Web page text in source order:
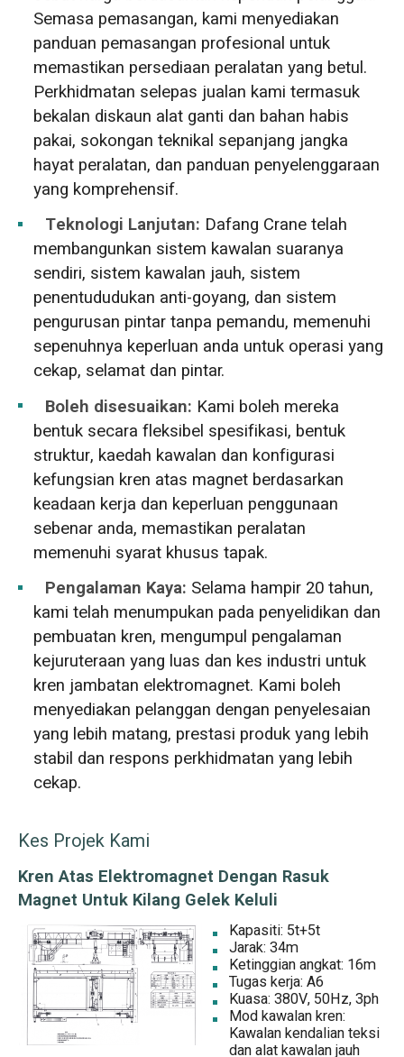
Semasa pemasangan, kami menyediakan
panduan pemasangan profesional untuk
memastikan persediaan peralatan yang betul.
Perkhidmatan selepas jualan kami termasuk
bekalan diskaun alat ganti dan bahan habis
pakai, sokongan teknikal sepanjang jangka
hayat peralatan, dan panduan penyelenggaraan
yang komprehensif.
Teknologi Lanjutan: Dafang Crane telah
membangunkan sistem kawalan suaranya
sendiri, sistem kawalan jauh, sistem
penentududukan anti-goyang, dan sistem
pengurusan pintar tanpa pemandu, memenuhi
sepenuhnya keperluan anda untuk operasi yang
cekap, selamat dan pintar.
Boleh disesuaikan: Kami boleh mereka
bentuk secara fleksibel spesifikasi, bentuk
struktur, kaedah kawalan dan konfigurasi
kefungsian kren atas magnet berdasarkan
keadaan kerja dan keperluan penggunaan
sebenar anda, memastikan peralatan
memenuhi syarat khusus tapak.
Pengalaman Kaya: Selama hampir 20 tahun,
kami telah menumpukan pada penyelidikan dan
pembuatan kren, mengumpul pengalaman
kejuruteraan yang luas dan kes industri untuk
kren jambatan elektromagnet. Kami boleh
menyediakan pelanggan dengan penyelesaian
yang lebih matang, prestasi produk yang lebih
stabil dan respons perkhidmatan yang lebih
cekap.
Kes Projek Kami
Kren Atas Elektromagnet Dengan Rasuk
Magnet Untuk Kilang Gelek Keluli
Kapasiti: 5t+5t
Jarak: 34m
Ketinggian angkat: 16m
Tugas kerja: A6
Kuasa: 380V, 50Hz, 3ph
Mod kawalan kren:
Kawalan kendalian teksi
dan alat kawalan jauh